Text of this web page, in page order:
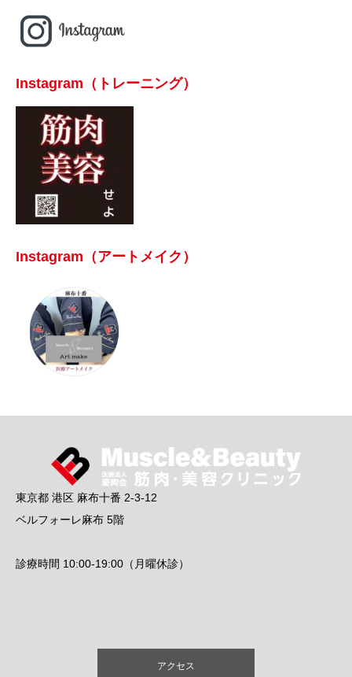
Instagram（トレーニング）
Instagram（アートメイク）
東京都 港区 麻布十番 2-3-12
ベルフォーレ麻布 5階
診療時間 10:00-19:00（月曜休診）
アクセス